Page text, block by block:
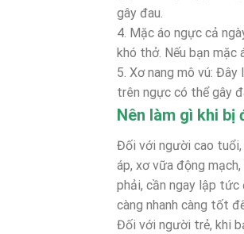
gây đau.
4. Mặc áo ngực cả
khó thở. Nếu bạn mặc
5. Xơ nang mô vú:
trên ngực có thể gây
Nên làm gì khi bị
Đối với người cao tuổi,
áp, xơ vữa động
phải, cần ngay lập tức
càng nhanh càng tốt
Đối với người trẻ, khi